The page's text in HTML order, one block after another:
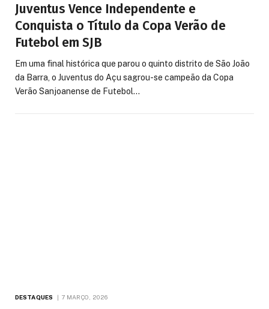
Juventus Vence Independente e
Conquista o Título da Copa Verão de
Futebol em SJB
Em uma final histórica que parou o quinto distrito de São João
da Barra, o Juventus do Açu sagrou-se campeão da Copa
Verão Sanjoanense de Futebol…
DESTAQUES 7 MARÇO, 2026